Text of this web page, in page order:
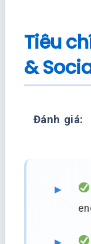
Tiêu
&
Đánh giá: